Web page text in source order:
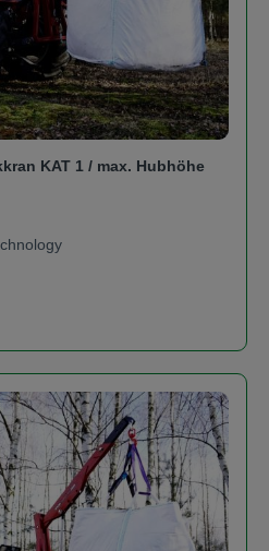
KAT 1 / max. Hubhöhe